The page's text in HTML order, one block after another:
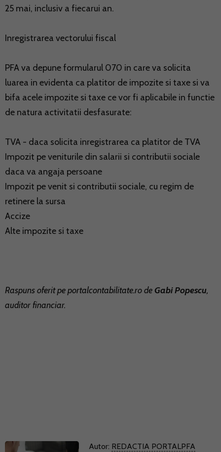
25 mai, inclusiv a fiecarui an.
Inregistrarea vectorului fiscal
PFA va depune formularul 070 in care va solicita
luarea in evidenta ca platitor de impozite si taxe si va
bifa acele impozite si taxe ce vor fi aplicabile in functie
de natura activitatii desfasurate:
TVA - daca solicita inregistrarea ca platitor de TVA
Impozit pe veniturile din salarii si contributii sociale
daca va angaja persoane
Impozit pe venit si contributii sociale, cu regim de
retinere la sursa
Accize
Alte impozite si taxe
Raspuns oferit peportalcontabilitate.rode Gabi Popescu,
auditor financiar.
Autor: REDACTIA PORTALPFA